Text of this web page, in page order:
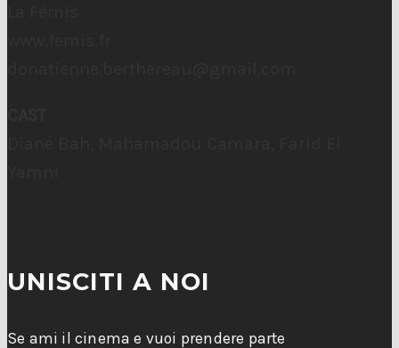
UNISCITI A NOI
Se ami il cinema e vuoi prendere parte